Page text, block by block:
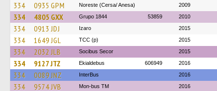
334 0935 GPM Noreste (Cersa/ Anesa) 2009
334 4805 GXX Grupo 1844 53859 2010
334 0913 JDJ Izaro 2015
334 1649 JGL TCC (p) 2015
334 2032 JLB Socibus Secor 2015
334 9127 JTZ Ekialdebus 606949 2016
334 0089 JNZ InterBus 2016
334 9574 JVB Mon-bus TM 2016